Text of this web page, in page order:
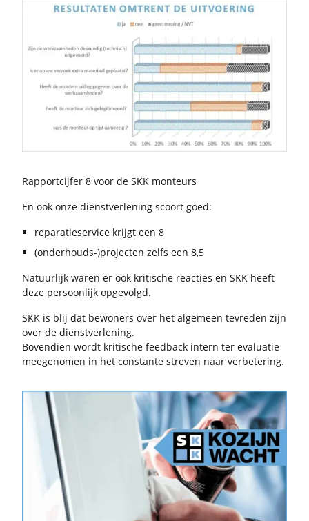
Rap­port­cij­fer 8 voor de SKK mon­teurs
En ook onze dienst­ver­le­ning scoort goed:
reparatieservice krijgt een 8
(onderhouds-)projecten zelfs een 8,5
Na­tuur­lijk waren er ook kri­ti­sche re­ac­ties en SKK heeft
deze per­soon­lijk op­ge­volgd.
SKK is blij dat be­wo­ners over het al­ge­meen te­vre­den zijn
over de dienst­ver­le­ning.
Bo­ven­dien wordt kri­ti­sche feed­back in­tern ter eva­lu­a­tie
mee­ge­no­men in het con­stan­te stre­ven naar ver­be­te­ring.